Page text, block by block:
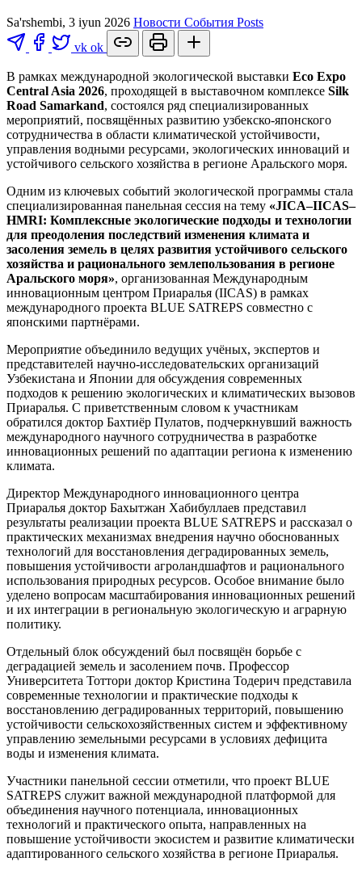
Sa'rshembi, 3 iyun 2026 Новости События Posts
vk ok
В рамках международной экологической выставки Eco Expo
Central Asia 2026, проходящей в выставочном комплексе Silk
Road Samarkand, состоялся ряд специализированных
мероприятий, посвящённых развитию узбекско-японского
сотрудничества в области климатической устойчивости,
управления водными ресурсами, экологических инноваций и
устойчивого сельского хозяйства в регионе Аральского моря.
Одним из ключевых событий экологической программы стала
специализированная панельная сессия на тему «JICA–IICAS–
HMRI: Комплексные экологические подходы и технологии
для преодоления последствий изменения климата и
засоления земель в целях развития устойчивого сельского
хозяйства и рационального землепользования в регионе
Аральского моря», организованная Международным
инновационным центром Приаралья (IICAS) в рамках
международного проекта BLUE SATREPS совместно с
японскими партнёрами.
Мероприятие объединило ведущих учёных, экспертов и
представителей научно-исследовательских организаций
Узбекистана и Японии для обсуждения современных
подходов к решению экологических и климатических вызовов
Приаралья. С приветственным словом к участникам
обратился доктор Бахтиёр Пулатов, подчеркнувший важность
международного научного сотрудничества в разработке
инновационных решений по адаптации региона к изменению
климата.
Директор Международного инновационного центра
Приаралья доктор Бахытжан Хабибуллаев представил
результаты реализации проекта BLUE SATREPS и рассказал о
практических механизмах внедрения научно обоснованных
технологий для восстановления деградированных земель,
повышения устойчивости агроландшафтов и рационального
использования природных ресурсов. Особое внимание было
уделено вопросам масштабирования инновационных решений
и их интеграции в региональную экологическую и аграрную
политику.
Отдельный блок обсуждений был посвящён борьбе с
деградацией земель и засолением почв. Профессор
Университета Тоттори доктор Кристина Тодерич представила
современные технологии и практические подходы к
восстановлению деградированных территорий, повышению
устойчивости сельскохозяйственных систем и эффективному
управлению земельными ресурсами в условиях дефицита
воды и изменения климата.
Участники панельной сессии отметили, что проект BLUE
SATREPS служит важной международной платформой для
объединения научного потенциала, инновационных
технологий и практического опыта, направленных на
повышение устойчивости экосистем и развитие климатически
адаптированного сельского хозяйства в регионе Приаралья.